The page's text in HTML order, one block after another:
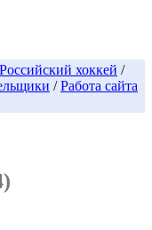
Российский хоккей /
/Работа сайта